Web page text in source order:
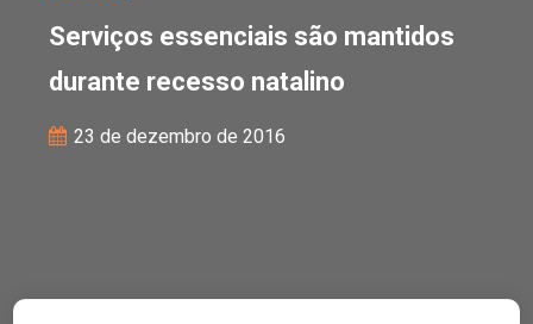
Serviços essenciais são mantidos
durante recesso natalino
23 de dezembro de 2016